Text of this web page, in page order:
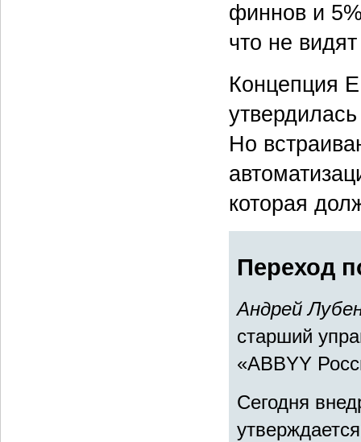
финнов и
что не
Концепция
Но
которая
Переход
Андрей
старший
«ABBYY
Сегодня